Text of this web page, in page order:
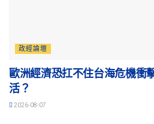
政經論壇
歐洲經濟恐扛不住台海危機
活？
2026-08-07